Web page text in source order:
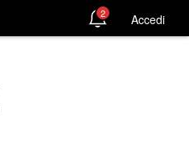
2 Accedi